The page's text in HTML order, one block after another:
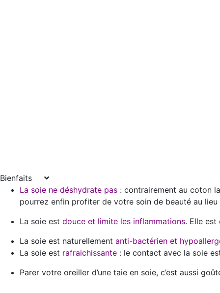
Bienfaits
La soie ne déshydrate pas : contrairement au coton
pourrez enfin profiter de votre soin de beauté au
La soie est douce et limite les inflammations. Elle est
La soie est naturellement anti-bactérien et
La soie est rafraichissante : le contact avec la soie
Parer votre oreiller d’une taie en soie, c’est aussi